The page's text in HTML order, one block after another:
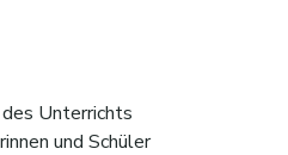
Unterrichts
und Schüler